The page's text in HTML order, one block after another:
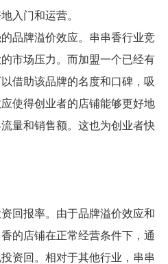
入门和运营。
品牌溢价效应。串串香行业竞
市场压力。而加盟一个已经有
借助该品牌的名度和口碑，吸
使得创业者的店铺能够更好地
量和销售额。这也为创业者快
回报率。由于品牌溢价效应和
的店铺在正常经营条件下，通
资回。相对于其他行业，串串